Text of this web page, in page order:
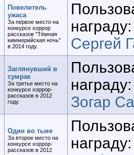
Повелитель
ужаса
За первое место на
конкурсе хоррор
рассказов "Тёмная
киммерийская ночь"
в 2014 году.
Сергей
Заглянувший в
сумрак
За третье место на
конкурсе хоррор-
рассказов в 2012
году.
Зогар
Один во тьме
За второе место на
конкурсе хоррор-
рассказов в 2012